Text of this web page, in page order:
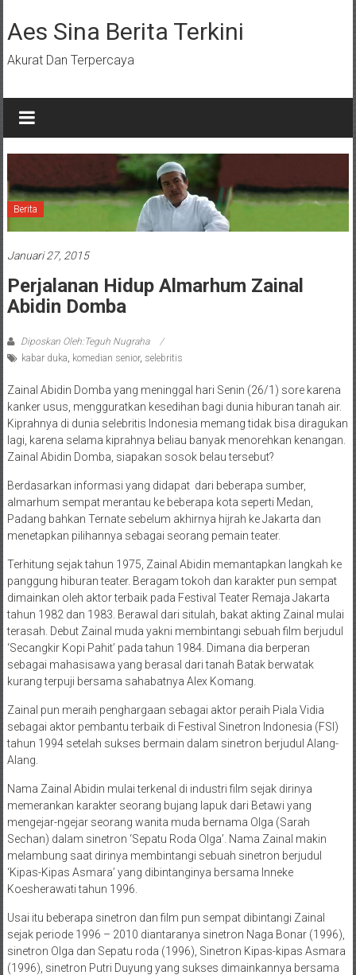
ke
konten
Aes Sina Berita Terkini
Akurat Dan Terpercaya
Berita
Januari 27, 2015
Perjalanan Hidup Almarhum Zainal
Abidin Domba
Diposkan Oleh:Teguh Nugraha
kabar duka komedian senior, selebritis
Zainal Abidin Domba yang meninggal hari Senin (26/1) sore karena
kanker usus, mengguratkan kesedihan bagi dunia hiburan tanah air.
Kiprahnya di dunia selebritis Indonesia memang tidak bisa diragukan
lagi, karena selama kiprahnya beliau banyak menorehkan kenangan.
Zainal Abidin Domba, siapakan sosok belau tersebut?
Berdasarkan informasi yang didapat dari beberapa sumber,
almarhum sempat merantau ke beberapa kota seperti Medan,
Padang bahkan Ternate sebelum akhirnya hijrah ke Jakarta dan
menetapkan pilihannya sebagai seorang pemain teater.
Terhitung sejak tahun 1975, Zainal Abidin memantapkan langkah ke
panggung hiburan teater. Beragam tokoh dan karakter pun sempat
dimainkan oleh aktor terbaik pada Festival Teater Remaja Jakarta
tahun 1982 dan 1983. Berawal dari situlah, bakat akting Zainal mulai
terasah. Debut Zainal muda yakni membintangi sebuah film berjudul
‘Secangkir Kopi Pahit’ pada tahun 1984. Dimana dia berperan
sebagai mahasisawa yang berasal dari tanah Batak berwatak
kurang terpuji bersama sahabatnya Alex Komang.
Zainal pun meraih penghargaan sebagai aktor peraih Piala Vidia
sebagai aktor pembantu terbaik di Festival Sinetron Indonesia (FSI)
tahun 1994 setelah sukses bermain dalam sinetron berjudul Alang-
Alang.
Nama Zainal Abidin mulai terkenal di industri film sejak dirinya
memerankan karakter seorang bujang lapuk dari Betawi yang
mengejar-ngejar seorang wanita muda bernama Olga (Sarah
Sechan) dalam sinetron ‘Sepatu Roda Olga’. Nama Zainal makin
melambung saat dirinya membintangi sebuah sinetron berjudul
‘Kipas-Kipas Asmara’ yang dibintanginya bersama Inneke
Koesherawati tahun 1996.
Usai itu beberapa sinetron dan film pun sempat dibintangi Zainal
sejak periode 1996 – 2010 diantaranya sinetron Naga Bonar (1996),
sinetron Olga dan Sepatu roda (1996), Sinetron Kipas-kipas Asmara
(1996), sinetron Putri Duyung yang sukses dimainkannya bersama